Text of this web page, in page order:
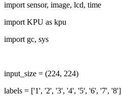
import sensor, image, lcd, time
import KPU as kpu
import gc, sys
input_size = (224, 224)
labels = ['1', '2', '3', '4', '5', '6', '7', '8']